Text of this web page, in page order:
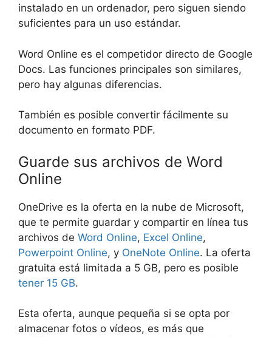
instalado en un ordenador, pero siguen siendo
suficientes para un uso estándar.
Word Online es el competidor directo de Google
Docs. Las funciones principales son similares,
pero hay algunas diferencias.
También es posible convertir fácilmente su
documento en formato PDF.
Guarde sus archivos de Word
Online
OneDrive es la oferta en la nube de Microsoft,
que te permite guardar y compartir en línea tus
archivos de Word Online, Excel Online,
Powerpoint Online, y OneNote Online. La oferta
gratuita está limitada a 5 GB, pero es posible
tener 15 GB.
Esta oferta, aunque pequeña si se opta por
almacenar fotos o vídeos, es más que